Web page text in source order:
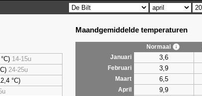
14-15u
24-25u
°C)
Maandgemiddelde temperaturen
Normaal
Januari
3,6
Februari 3,9
Maart 6,5
April 9,9